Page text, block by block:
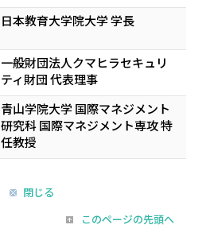
日本教育大学院大学 学長
一般財団法人クマヒラセキュリ
ティ財団 代表理事
青山学院大学 国際マネジメント
研究科 国際マネジメント専攻 特
任教授
閉じる
このページの先頭へ